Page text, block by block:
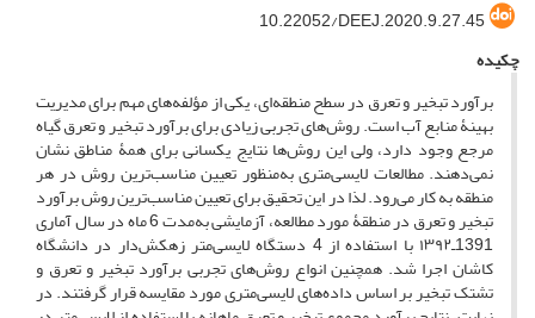
10.22052/DEEJ.2020.9.27.45
چکیده
برآورد تبخیر و تعرق در سطح منطقه‌ای، یکی از مؤلفه‌های مهم برای مدیریت
بهینۀ منابع آب است. روش‌های تجربی زیادی برای برآورد تبخیر و تعرق گیاه
مرجع وجود دارد، ولی این روش‌ها نتایج یکسانی برای همۀ مناطق نشان
نمی‌دهند. مطالعات لایسی‌متری به‌‌منظور تعیین مناسب‌ترین روش در هر
منطقه به کار می‌رود. لذا در این تحقیق برای تعیین مناسب‌ترین روش برآورد
تبخیر و تعرق در منطقۀ مورد مطالعه، آزمایشی به‌مدت 6 ماه در سال آماری
1391ـ۱۳۹۲ با استفاده از 4 دستگاه لایسی‌متر زهکش‌دار در دانشگاه
کاشان اجرا شد. همچنین انواع روش‌های تجربی برآورد تبخیر و تعرق و
تشتک تبخیر بر اساس داده‌های لایسی‌متری مورد مقایسه قرار گرفتند. در